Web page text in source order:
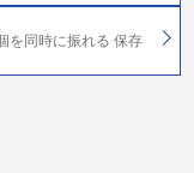
を同時に振れる 保存